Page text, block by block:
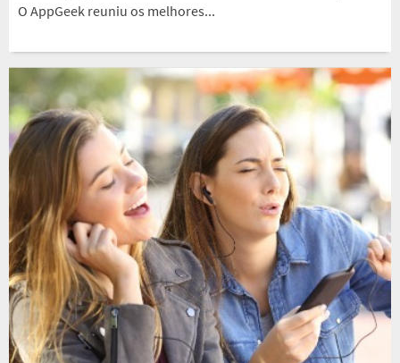
O AppGeek reuniu os melhores...